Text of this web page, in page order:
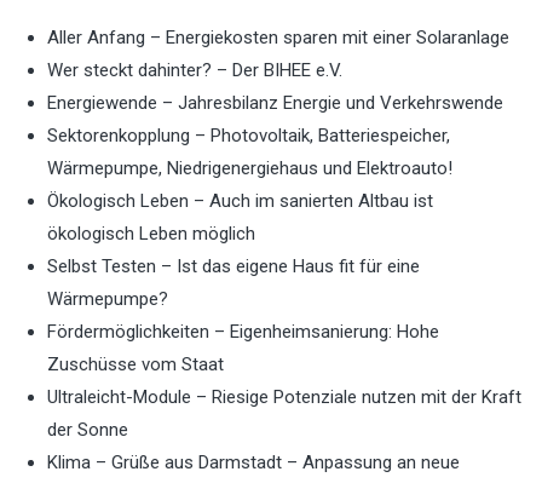
Aller Anfang – Energiekosten sparen mit einer Solaranlage
Wer steckt dahinter? – Der BIHEE e.V.
Energiewende – Jahresbilanz Energie und Verkehrswende
Sektorenkopplung – Photovoltaik, Batteriespeicher,
Wärmepumpe, Niedrigenergiehaus und Elektroauto!
Ökologisch Leben – Auch im sanierten Altbau ist
ökologisch Leben möglich
Selbst Testen – Ist das eigene Haus fit für eine
Wärmepumpe?
Fördermöglichkeiten – Eigenheimsanierung: Hohe
Zuschüsse vom Staat
Ultraleicht-Module – Riesige Potenziale nutzen mit der Kraft
der Sonne
Klima – Grüße aus Darmstadt – Anpassung an neue